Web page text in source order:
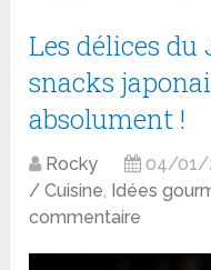
Les délices du
snacks
absolument !
Rocky 04/01/
/ Cuisine, Idées
commentaire